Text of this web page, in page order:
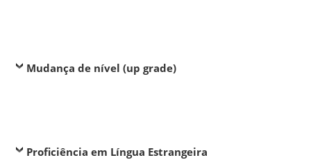
Mudança de nível (up grade)
Proficiência em Língua Estrangeira